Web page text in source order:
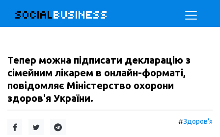
SOCIALBUSINESS
Тепер можна підписати декларацію з
сімейним лікарем в онлайн-форматі,
повідомляє Міністерство охорони
здоров'я України.
#Здоров'я